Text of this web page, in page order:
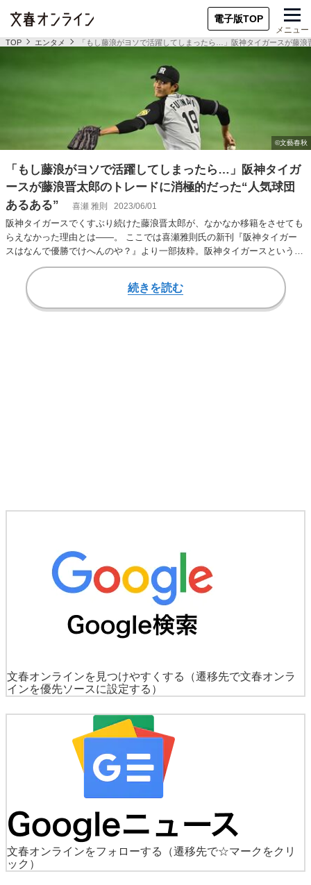
電子版TOP
メニュー
TOP エンタメ 「もし藤浪がヨソで活躍してしまったら…」阪神タイガースが藤
「もし藤浪がヨソで活躍してしまったら…」阪神タイガ
ースが藤浪晋太郎のトレードに消極的だった“人気球団
あるある”
喜瀬 雅則 2023/06/01
阪神タイガースでくすぶり続けた藤浪晋太郎が、なかなか移籍をさせても
らえなかった理由とは――。 ここでは喜瀬雅則氏の新刊『阪神タイガー
スはなんで優勝でけへんのや？』より一部抜粋。阪神タイガースという日
本球界屈指の人気…
続きを読む
文春オンラインを見つけやすくする
（遷移先で文春オンラ
インを優先ソースに設定する）
文春オンラインをフォローする
（遷移先で☆マークをクリ
ック）